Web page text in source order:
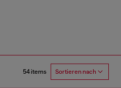
54 items Sortieren nach